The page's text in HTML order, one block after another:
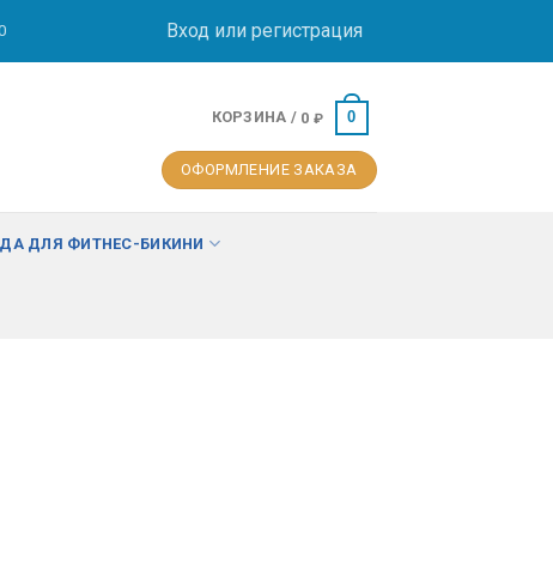
Вход или регистрация
КОРЗИНА / 0 ₽ 0
ОФОРМЛЕНИЕ ЗАКАЗА
ДЛЯ ФИТНЕС-БИКИНИ